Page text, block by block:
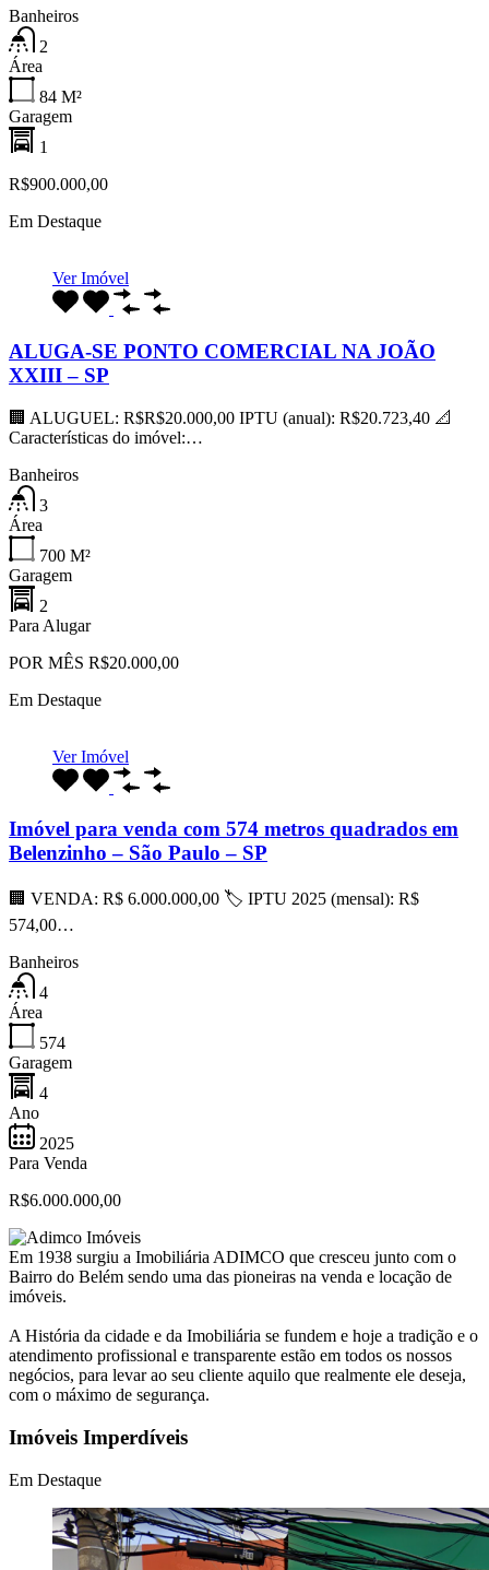
Banheiros
2
Área
84 M²
Garagem
1
R$900.000,00
Em Destaque
Ver Imóvel
ALUGA-SE PONTO COMERCIAL NA JOÃO
XXIII – SP
🏢 ALUGUEL: R$R$20.000,00 IPTU (anual): R$20.723,40 📐
Características do imóvel:…
Banheiros
3
Área
700 M²
Garagem
2
Para Alugar
POR MÊS R$20.000,00
Em Destaque
Ver Imóvel
Imóvel para venda com 574 metros quadrados em
Belenzinho – São Paulo – SP
🏢 VENDA: R$ 6.000.000,00 🏷 IPTU 2025 (mensal): R$
574,00…
Banheiros
4
Área
574
Garagem
4
Ano
2025
Para Venda
R$6.000.000,00
Em 1938 surgiu a Imobiliária ADIMCO que cresceu junto com o
Bairro do Belém sendo uma das pioneiras na venda e locação de
imóveis.
A História da cidade e da Imobiliária se fundem e hoje a tradição e o
atendimento profissional e transparente estão em todos os nossos
negócios, para levar ao seu cliente aquilo que realmente ele deseja,
com o máximo de segurança.
Imóveis Imperdíveis
Em Destaque